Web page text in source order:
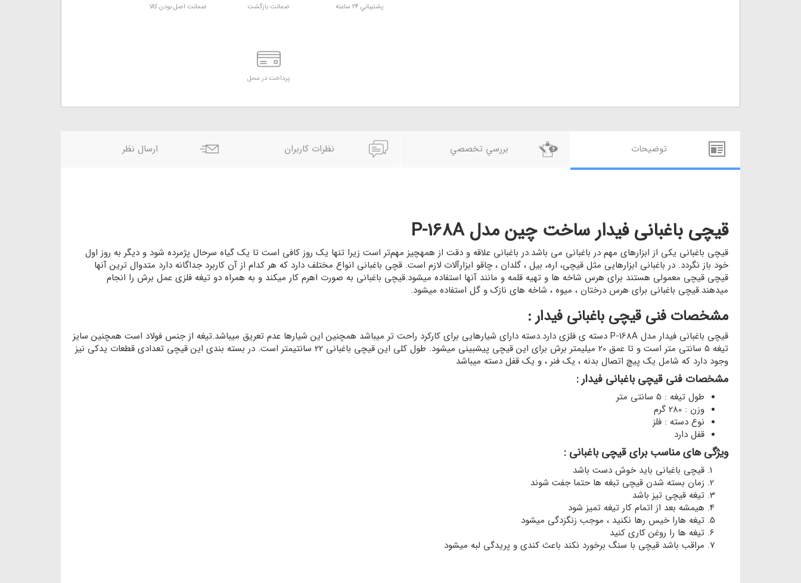
پشتيباني 24 ساعته ضمانت بازگشت ضمانت اصل بودن کالا
پرداخت در محل
توضيحات بررسي تخصصي نظرات کاربران ارسال نظر
قیچی باغبانی فیدار ساخت چین مدل P-168A
قیچی باغبانی یکی از ابزارهای مهم در باغبانی می باشد.در باغبانی علاقه و دقت از همه‎چیز مهم‌تر است زیرا تنها یک روز کافی است تا یک گیاه سرحال پژمرده شود و دیگر به روز اول
خود باز نگردد. در باغبانی ابزارهایی مثل قیچی، اره، بیل ، گلدان ، چاقو ابزارآلات لازم است. قچی باغبانی انواع مختلف دارد که هر کدام از آن کاربرد جداگانه دارد متدوال ترین آنها
قیچی قیچی معمولی هستند برای هرس شاخه ها و تهیه قلمه و مانند آنها استفاده میشود.قیچی باغبانی به صورت اهرم کار میکند و به همراه دو تیغه فلزی عمل برش را انجام
میدهند.قیچی باغبانی برای هرس درختان ، میوه ، شاخه های نازک و گل استفاده میشود.
مشخصات فنی قیچی باغبانی فیدار :
قیچی باغبانی فیدار مدل P-168A دسته ی فلزی دارد.دسته دارای شیارهایی برای کارکرد راحت تر میباشد همچنین این شیارها عدم تعریق میباشد.تیغه از جنس فولاد است همچنین سایز
تیغه 5 سانتی متر است و تا عمق 20 میلیمتر برش برای این قیچی پیشبینی میشود. طول کلی این قیچی باغبانی 22 سانتیمتر است. در بسته بندی این قیچی تعدادی قطعات یدکی نیز
وجود دارد که شامل یک پیچ اتصال بدنه ، یک فنر ، و یک قفل دسته میباشد
مشخصات فنی قیچی باغبانی فیدار :
طول تیغه : 5 سانتی متر
وزن : 280 گرم
نوع دسته : فلز
قفل دارد
ویژگی های مناسب برای قیچی باغبانی :
قیچی باغبانی باید خوش دست باشد
زمان بسته شدن قیچی تبغه ها حتما جفت شوند
تیغه قیچی تیز باشد
هیمشه بعد از اتمام کار تیغه تمیز شود
تیغه هارا خیس رها نکنید ، موجب زنگزدگی میشود
تیغه ها را روغن کاری کنید
مراقب باشد قیچی با سنگ برخورد نکند باعث کندی و پریدگی لبه میشود